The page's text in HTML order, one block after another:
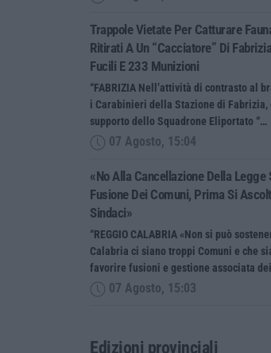
Trappole Vietate Per Catturare
Ritirati A Un “cacciatore” Di
Fucili E 233 Munizioni
“FABRIZIA Nell’attività di contrasto al
i Carabinieri della Stazione di Fabrizia,
supporto dello Squadrone Eliportato “…
07 Agosto, 15:04
«No Alla Cancellazione Della Legge
Fusione Dei Comuni, Prima Si
Sindaci»
“REGGIO CALABRIA «Non si può
Calabria ci siano troppi Comuni e che
favorire fusioni e gestione associata
07 Agosto, 15:03
Edizioni provinciali